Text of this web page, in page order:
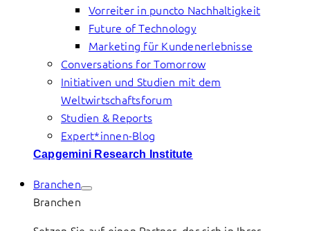
Vorreiter in puncto Nachhaltigkeit
Future of Technology
Marketing für Kundenerlebnisse
Conversations for Tomorrow
Initiativen und Studien mit dem
Weltwirtschaftsforum
Studien & Reports
Expert*innen-Blog
Capgemini Research Institute
Branchen
Branchen